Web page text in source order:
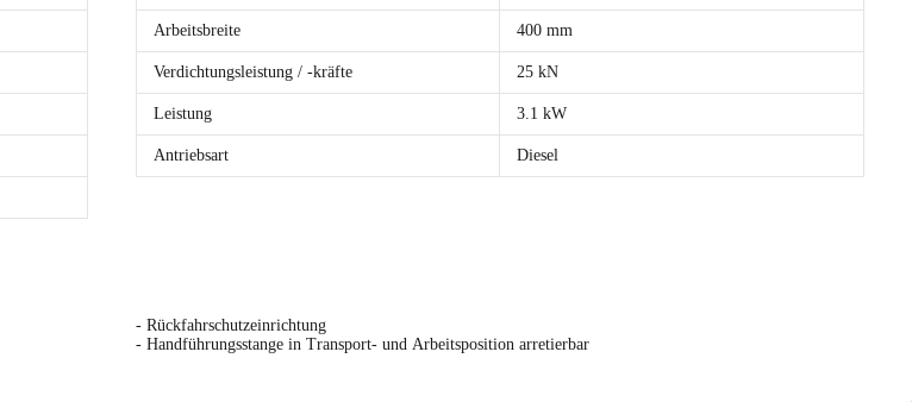
Arbeitsbreite 400 mm
Verdichtungsleistung / -kräfte 25 kN
Leistung 3.1 kW
Antriebsart Diesel
- Rückfahrschutzeinrichtung
- Handführungsstange in Transport- und Arbeitsposition arretierbar